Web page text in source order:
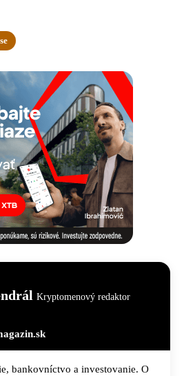
Kryptomenový redaktor
bankovníctvo a investovanie. O